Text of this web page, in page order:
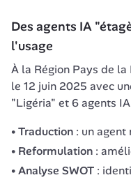
Des agents IA
l'usage
À la Région Pays de
le 12 juin 2025 avec
"Ligéria" et 6 agents
Traduction : un agent
Reformulation :
Analyse SWOT :